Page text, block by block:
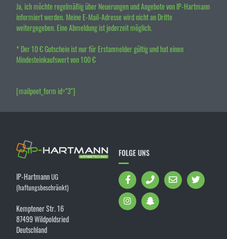
Ja, ich möchte regelmäßig über Neuerungen und Angebote von IP-Hartmann
informiert werden. Meine E-Mail-Adresse wird nicht an Dritte
weitergegeben. Eine Abmeldung ist jederzeit möglich.
* Der 10 € Gutschein ist nur für Erstanmelder gültig und hat einen
Mindesteinkaufswert von 100 €
[mailpoet_form id="3"]
IP-HartmannUG
(haftungsbeschränkt)
Kemptener Str. 16
87499 Wildpoldsried
Deutschland
FOLGE UNS